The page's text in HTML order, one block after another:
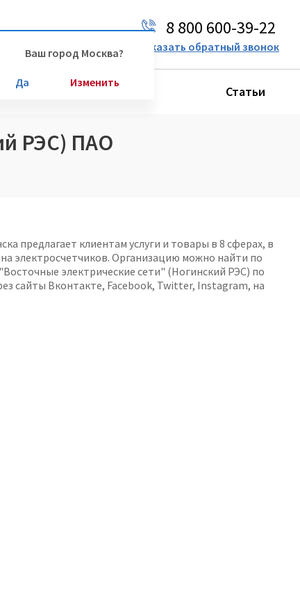
Ваш город Москва?
Да Изменить
8 800 600-39-22
Заказать обратный звонок
Производители Статьи
РЭС) ПАО
предлагает клиентам услуги и товары в 8 сферах, в
электросчетчиков. Организацию можно найти по
электрические сети" (Ногинский РЭС) по
сайты Вконтакте, Facebook, Twitter, Instagram, на